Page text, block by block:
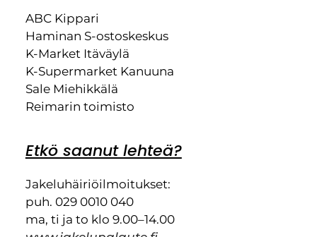
ABC Kippari
Haminan S-ostoskeskus
K-Market Itäväylä
K-Supermarket Kanuuna
Sale Miehikkälä
Reimarin toimisto
Etkö saanut lehteä?
Jakeluhäiriöilmoitukset:
puh. 029 0010 040
ma, ti ja to klo 9.00–14.00